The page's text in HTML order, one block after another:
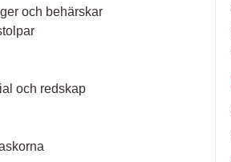
och behärskar
och redskap